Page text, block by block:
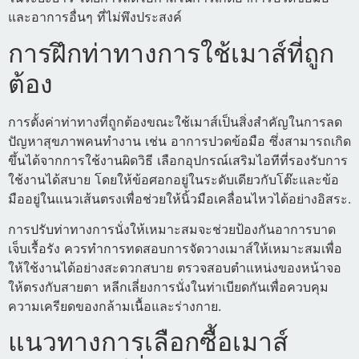
และอาการอื่นๆ ที่ไม่พึงประสงค์
การฝึกท่าทางการใช้เมาส์ที่ถูก
ต้อง
การตั้งค่าท่าทางที่ถูกต้องขณะใช้เมาส์เป็นสิ่งสำคัญในการลด
ปัญหาสุขภาพคนทำงาน เช่น อาการปวดข้อมือ ซึ่งสามารถเกิด
ขึ้นได้จากการใช้งานผิดวิธี เลือกอุปกรณ์เสริมไอทีที่รองรับการ
ใช้งานได้สบาย โดยให้ข้อศอกอยู่ในระดับเดียวกับโต๊ะและข้อ
มืออยู่ในแนวเส้นตรงเพื่อช่วยให้นิ้วมือเคลื่อนไหวได้อย่างอิสระ.
การปรับท่าทางการนั่งให้เหมาะสมจะช่วยป้องกันอาการบาด
เจ็บเรื้อรัง ควรทำการทดสอบการจัดวางเมาส์ให้เหมาะสมเพื่อ
ให้ใช้งานได้อย่างสะดวกสบาย ตรวจสอบตำแหน่งของหน้าจอ
ให้ตรงกับสายตา หลีกเลี่ยงการนั่งในท่าเบียดกันเพื่อควบคุม
ความเครียดของกล้ามเนื้อและร่างกาย.
แนวทางการเลือกซื้อเมาส์